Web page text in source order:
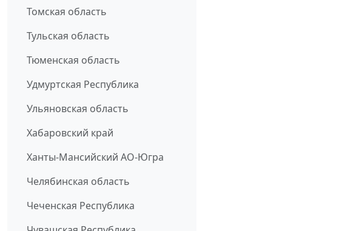
Томская область
Тульская область
Тюменская область
Удмуртская Республика
Ульяновская область
Хабаровский край
Ханты-Мансийский АО-Югра
Челябинская область
Чеченская Республика